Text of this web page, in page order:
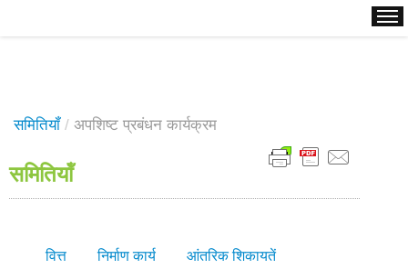
समितियॉं / अपशिष्ट प्रबंधन कार्यक्रम
समितियॉं
वित्त निर्माण कार्य आंतरिक शिकायतें